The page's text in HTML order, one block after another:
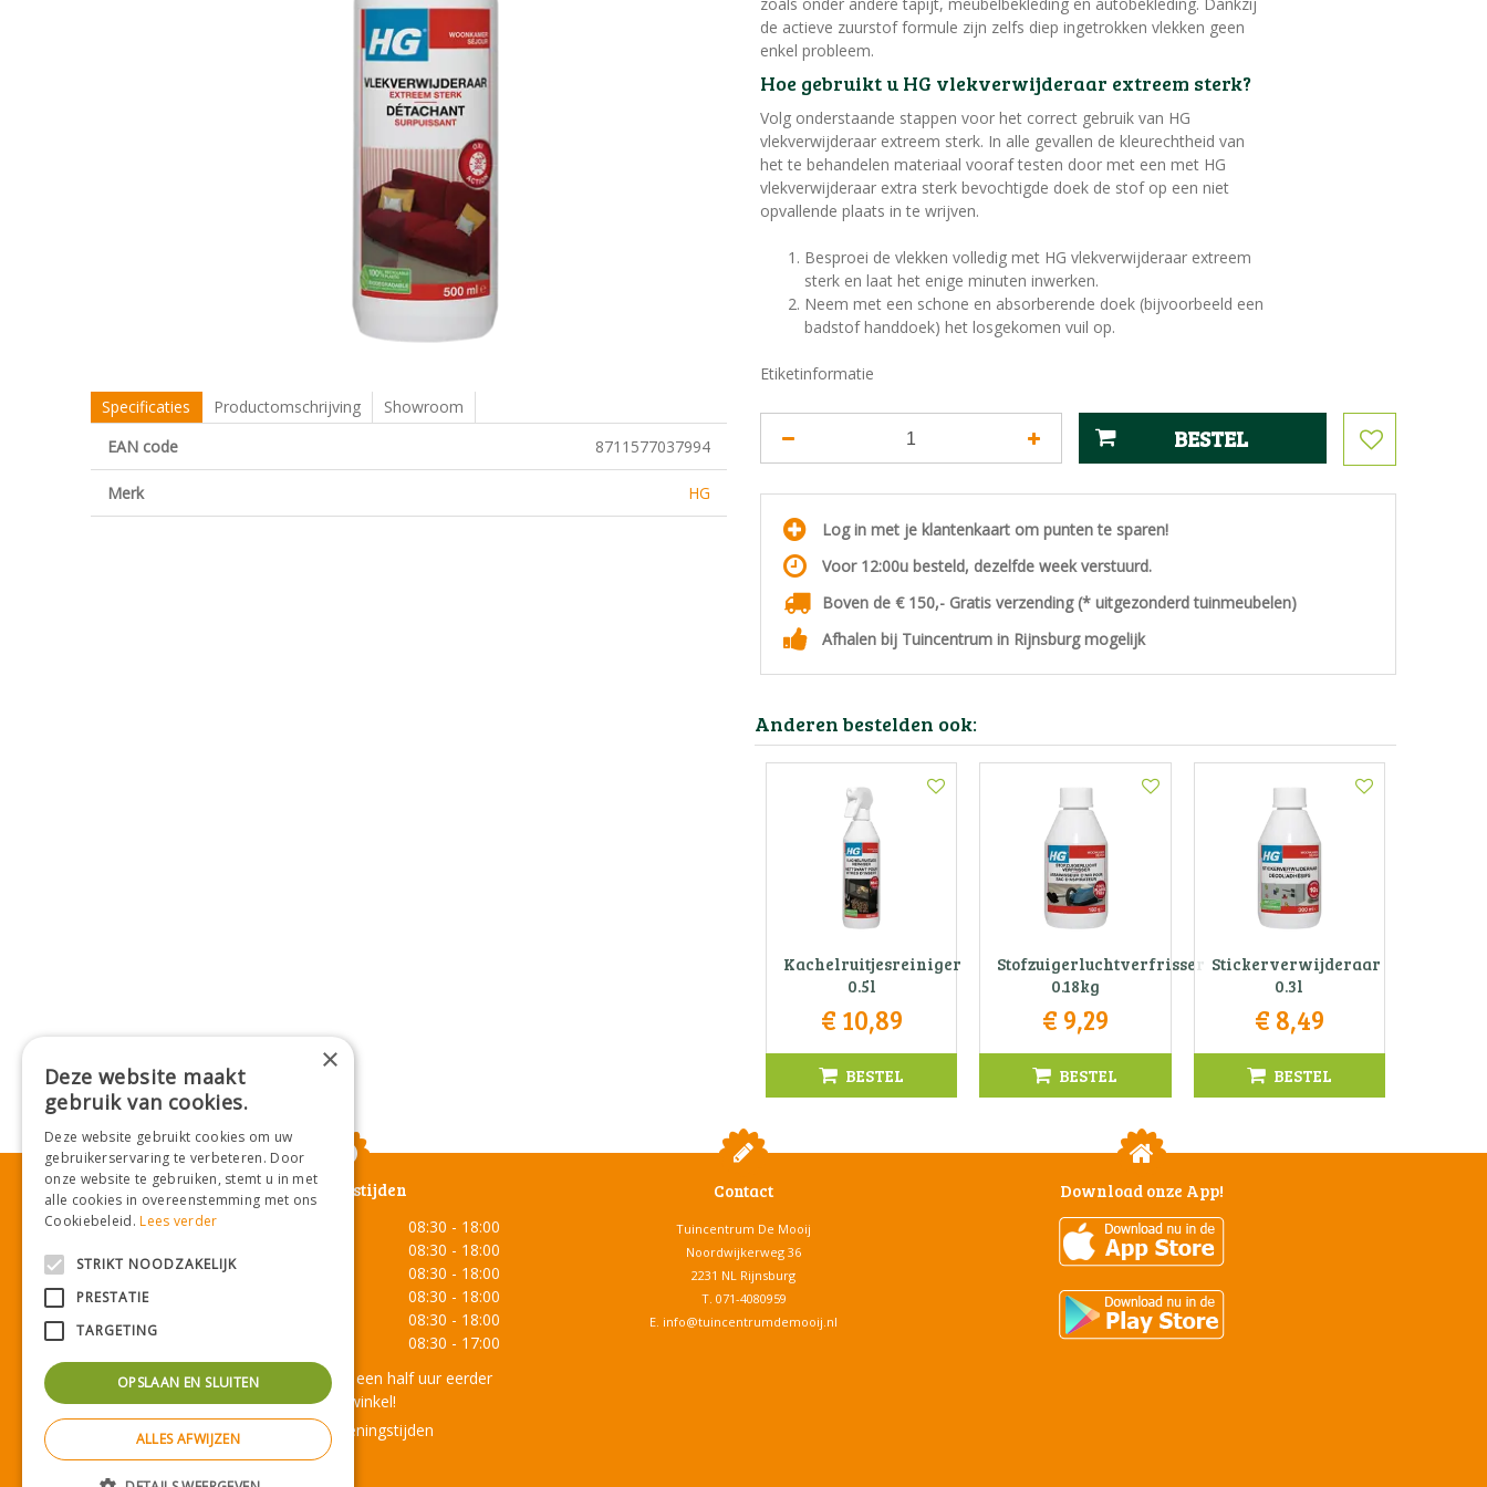
de actieve zuurstof formule zijn zelfs diep ingetrokken vlekken geen
enkel probleem.
Hoe gebruikt u HG vlekverwijderaar extreem sterk?
Volg onderstaande stappen voor het correct gebruik van HG
vlekverwijderaar extreem sterk. In alle gevallen de kleurechtheid van
het te behandelen materiaal vooraf testen door met een met HG
vlekverwijderaar extra sterk bevochtigde doek de stof op een niet
opvallende plaats in te wrijven.
Besproei de vlekken volledig met HG vlekverwijderaar extreem
sterk en laat het enige minuten inwerken.
Neem met een schone en absorberende doek (bijvoorbeeld een
badstof handdoek) het losgekomen vuil op.
Etiketinformatie
Log in met je klantenkaart om punten te sparen!
Voor 12:00u besteld, dezelfde week verstuurd.
Boven de € 150,- Gratis verzending (* uitgezonderd tuinmeubelen)
Afhalen bij Tuincentrum in Rijnsburg mogelijk
Specificaties Productomschrijving
Showroom
EAN code
8711577037994
Merk HG
Anderen bestelden ook:
Kachelruitjesreiniger
0.5l
€ 10,89
BESTEL
Stofzuigerluchtverfrisser
0.18kg
€ 9,29
BESTEL
Stickerverwijderaar
0.3l
€ 8,49
BESTEL
Openingstijden
Maandag
08:30 - 18:00
08:30 - 18:00
Woensdag
08:30 - 18:00
08:30 - 18:00
08:30 - 18:00
08:30 - 17:00
Onze lunchroom sluit een half uur eerder
dan de winkel!
Toon alle openingstijden
Contact
Tuincentrum De Mooij
Noordwijkerweg 36
2231 NL Rijnsburg
T. 071-4080959
E. info@tuincentrumdemooij.nl
Download onze App!
×
Deze website maakt
gebruik van cookies.
Deze website gebruikt cookies om uw
gebruikerservaring te verbeteren. Door
onze website te gebruiken, stemt u in met
alle cookies in overeenstemming met ons
Cookiebeleid.Lees verder
STRIKT NOODZAKELIJK
PRESTATIE
TARGETING
OPSLAAN EN SLUITEN
ALLES AFWIJZEN